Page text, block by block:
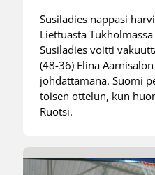
Susiladies nappasi
Liettuasta
Susiladies voitti
(48-36) Elina
johdattamana. Suomi
toisen ottelun, kun
Ruotsi.